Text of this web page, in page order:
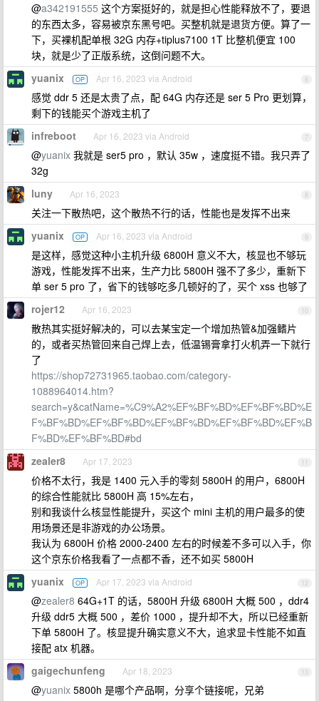
@a342191555 这个方案挺好的，就是担心性能释放不了，要退
的东西太多，容易被京东黑号吧。买整机就是退货方便。算了一
下，买裸机配单根 32G 内存+tiplus7100 1T 比整机便宜 100
块，就是少了正版系统，这倒问题不大。
6
yuanix OP Apr 16, 2023 via Android
感觉 ddr 5 还是太贵了点，配 64G 内存还是 ser 5 Pro 更划算，
剩下的钱能买个游戏主机了
7
infreboot Apr 16, 2023 via Android
@yuanix 我就是 ser5 pro ，默认 35w ，速度挺不错。我只弄了
32g
8
luny Apr 16, 2023
关注一下散热吧，这个散热不行的话，性能也是发挥不出来
9
yuanix OP Apr 16, 2023 via Android
是这样，感觉这种小主机升级 6800H 意义不大，核显也不够玩
游戏，性能发挥不出来，生产力比 5800H 强不了多少，重新下
单 ser 5 pro 了，省下的钱够吃多几顿好的了，买个 xss 也够了
10
rojer12 Apr 16, 2023
散热其实挺好解决的，可以去某宝定一个增加热管&加强鳍片
的，或者买热管回来自己焊上去，低温锡膏拿打火机弄一下就行
了
https://shop72731965.taobao.com/category-
1088964014.htm?
search=y&catName=%C9%A2%EF%BF%BD%EF%BF%BD%E
F%BF%BD%EF%BF%BD%EF%BF%BD%EF%BF%BD%EF%B
F%BD%EF%BF%BD#bd
11
zealer8 Apr 17, 2023
价格不太行，我是 1400 元入手的零刻 5800H 的用户，6800H
的综合性能就比 5800H 高 15%左右，
别和我谈什么核显性能提升，买这个 mini 主机的用户最多的使
用场景还是非游戏的办公场景。
我认为 6800H 价格 2000-2400 左右的时候差不多可以入手，你
这个京东价格我看了一点都不香，还不如买 5800H
12
yuanix OP Apr 17, 2023 via Android
@zealer8 64G+1T 的话，5800H 升级 6800H 大概 500 ，ddr4
升级 ddr5 大概 500 ，差价 1000 ，提升却不大，所以已经重新
下单 5800H 了。核显提升确实意义不大，追求显卡性能不如直
接配 atx 机器。
13
gaigechunfeng Apr 18, 2023
@yuanix 5800h 是哪个产品啊，分享个链接呢，兄弟